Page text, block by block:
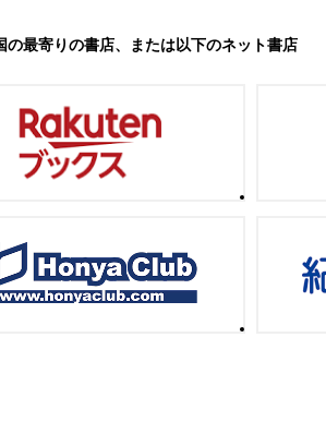
の最寄りの書店、または以下のネット書店